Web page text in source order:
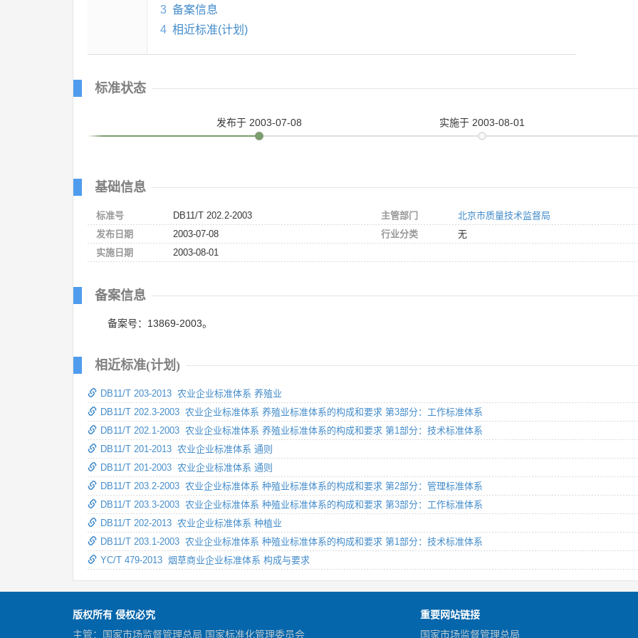
3 备案信息
4 相近标准(计划)
标准状态
发布于 2003-07-08 实施于 2003-08-01
基础信息
标准号
DB11/T 202.2-2003
发布日期
2003-07-08
实施日期
2003-08-01
主管部门
北京市质量技术监督局
行业分类
无
备案信息
备案号：13869-2003。
相近标准(计划)
DB11/T 203-2013 农业企业标准体系 养殖业
DB11/T 202.3-2003 农业企业标准体系 养殖业标准体系的构成和要求 第3部分：工作标准体系
DB11/T 202.1-2003 农业企业标准体系 养殖业标准体系的构成和要求 第1部分：技术标准体系
DB11/T 201-2013 农业企业标准体系 通则
DB11/T 201-2003 农业企业标准体系 通则
DB11/T 203.2-2003 农业企业标准体系 种殖业标准体系的构成和要求 第2部分：管理标准体系
DB11/T 203.3-2003 农业企业标准体系 种殖业标准体系的构成和要求 第3部分：工作标准体系
DB11/T 202-2013 农业企业标准体系 种植业
DB11/T 203.1-2003 农业企业标准体系 种殖业标准体系的构成和要求 第1部分：技术标准体系
YC/T 479-2013 烟草商业企业标准体系 构成与要求
版权所有 侵权必究
主管：国家市场监督管理总局 国家标准化管理委员会
重要网站链接
国家市场监督管理总局